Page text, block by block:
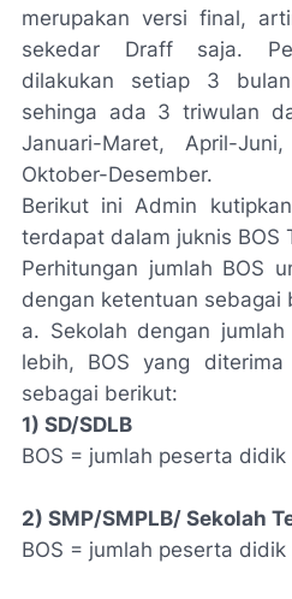
merupakan versi final,
sekedar Draff saja.
dilakukan setiap 3
sehinga ada 3 triwulan
Januari-Maret, April-
Oktober-Desember.
Berikut ini Admin
terdapat dalam juknis BOS
Perhitungan jumlah BOS
dengan ketentuan sebagai
a. Sekolah dengan
lebih, BOS yang
sebagai berikut:
1) SD/SDLB
BOS = jumlah peserta
2) SMP/SMPLB/ Sekolah
BOS = jumlah peserta